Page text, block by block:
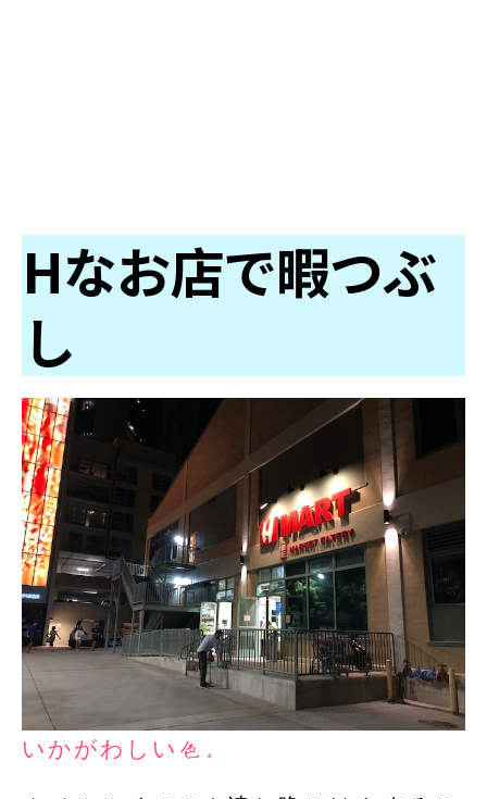
Hなお店で暇つぶ
し
いかがわしい色。